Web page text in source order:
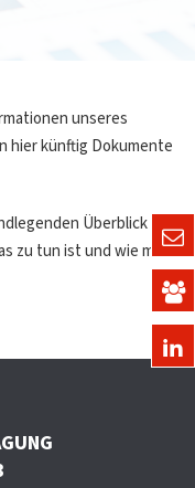
unseres
hier künftig Dokumente
Überblick
zu tun ist und wie man